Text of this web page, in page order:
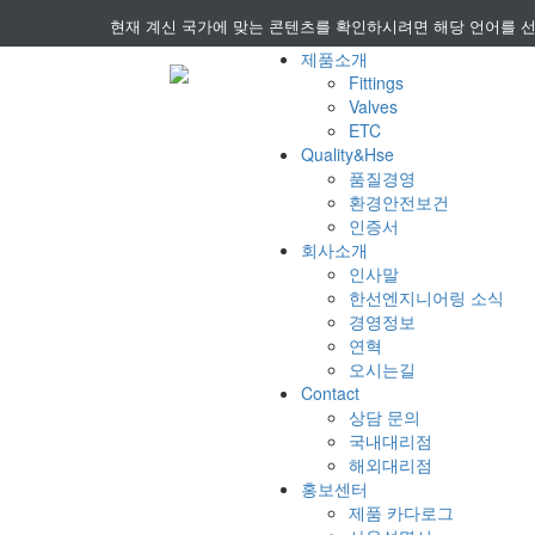
현재 계신 국가에 맞는 콘텐츠를 확인하시려면 해당 언어를
제품소개
Fittings
Valves
ETC
Quality&Hse
품질경영
환경안전보건
인증서
회사소개
인사말
한선엔지니어링 소식
경영정보
연혁
오시는길
Contact
상담 문의
국내대리점
해외대리점
홍보센터
제품 카다로그